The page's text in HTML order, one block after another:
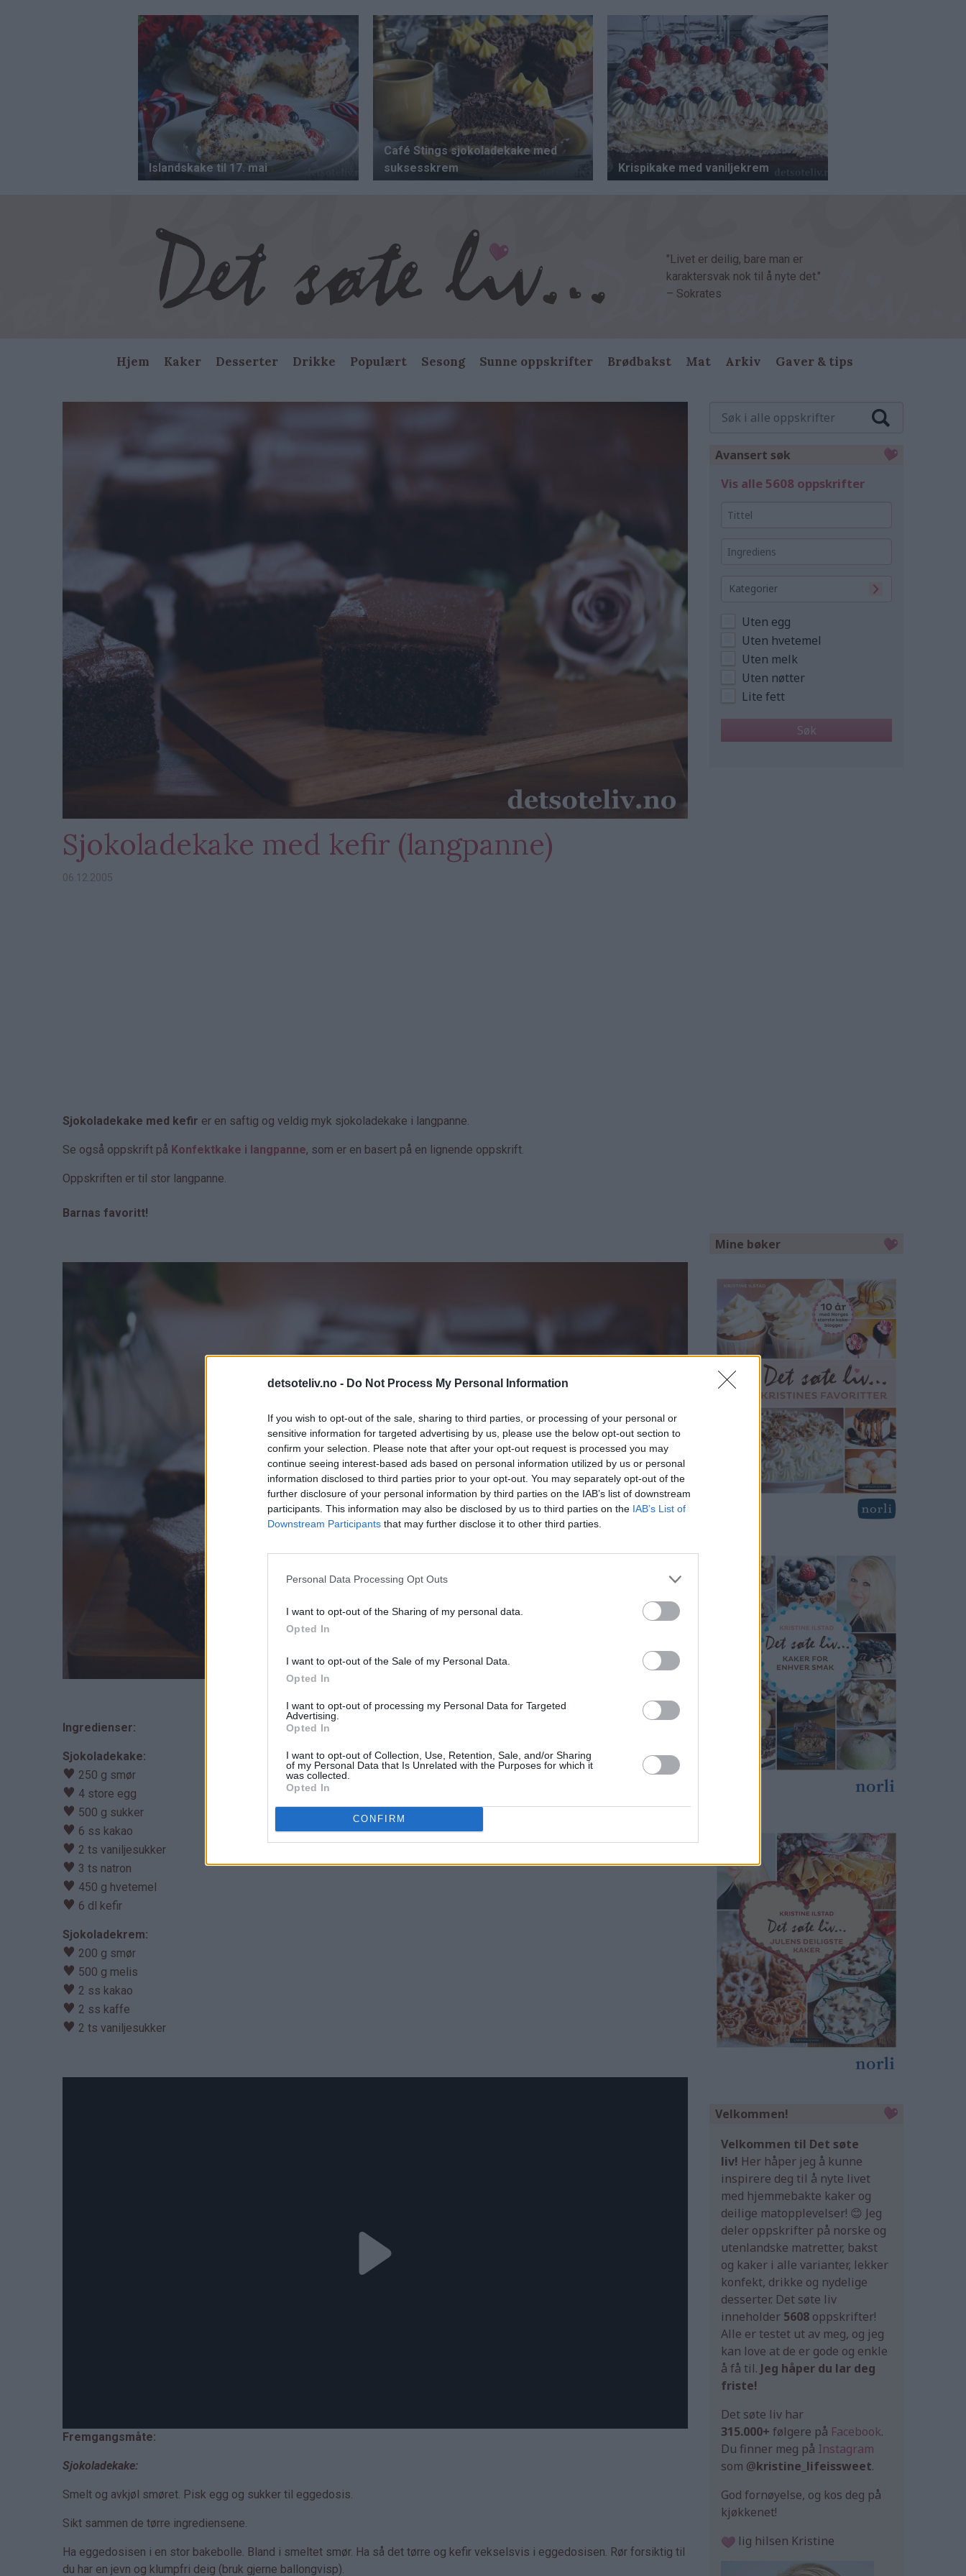
detsoteliv.no - Do Not Process My Personal Information
If you wish to opt-out of the sale, sharing to third parties, or processing of your personal or
sensitive information for targeted advertising by us, please use the below opt-out section to
confirm your selection. Please note that after your opt-out request is processed you may
continue seeing interest-based ads based on personal information utilized by us or personal
information disclosed to third parties prior to your opt-out. You may separately opt-out of the
further disclosure of your personal information by third parties on the IAB’s list of downstream
participants. This information may also be disclosed by us to third parties on the IAB’s List of
Downstream Participants that may further disclose it to other third parties.
Personal Data Processing Opt Outs
I want to opt-out of the Sharing of my personal data.
Opted In
I want to opt-out of the Sale of my Personal Data.
Opted In
I want to opt-out of processing my Personal Data for Targeted
Advertising.
Opted In
I want to opt-out of Collection, Use, Retention, Sale, and/or Sharing
of my Personal Data that Is Unrelated with the Purposes for which it
was collected.
Opted In
CONFIRM
"Livet er deilig, bare man er
karaktersvak nok til å nyte det."
– Sokrates
Main
navigation
Hjem Kaker Desserter Drikke Populært Sesong Sunne oppskrifter Brødbakst Mat Arkiv Gaver & tips
Sjokoladekake med kefir (langpanne)
06.12.2005
Sjokoladekake med kefir er en saftig og veldig myk sjokoladekake i langpanne.
Se også oppskrift på Konfektkake i langpanne, som er en basert på en lignende oppskrift.
Oppskriften er til stor langpanne.
Barnas favoritt!
Ingredienser:
Sjokoladekake:
♥ 250 g smør
♥ 4 store egg
♥ 500 g sukker
♥ 6 ss kakao
♥ 2 ts vaniljesukker
♥ 3 ts natron
♥ 450 g hvetemel
♥ 6 dl kefir
Sjokoladekrem:
♥ 200 g smør
♥ 500 g melis
♥ 2 ss kakao
♥ 2 ss kaffe
♥ 2 ts vaniljesukker
Fremgangsmåte:
Sjokoladekake:
Smelt og avkjøl smøret. Pisk egg og sukker til eggedosis.
Sikt sammen de tørre ingrediensene.
Ha eggedosisen i en stor bakebolle. Bland i smeltet smør. Ha så det tørre og kefir vekselsvis i eggedosisen. Rør forsiktig til
du har en jevn og klumpfri deig (bruk gjerne ballongvisp).
Avansert søk
Vis alle 5608 oppskrifter
Kategorier
Uten egg
Uten hvetemel
Uten melk
Uten nøtter
Lite fett
Mine bøker
Velkommen!
Velkommen til Det søte
liv! Her håper jeg å kunne
inspirere deg til å nyte livet
med hjemmebakte kaker og
deilige matopplevelser! 😊 Jeg
deler oppskrifter på norske og
utenlandske matretter, bakst
og kaker i alle varianter, lekker
konfekt, drikke og nydelige
desserter. Det søte liv
inneholder 5608 oppskrifter!
Alle er testet ut av meg, og jeg
kan love at de er gode og enkle
å få til. Jeg håper du lar deg
friste!
Det søte liv har
315.000+ følgere på Facebook.
Du finner meg på Instagram
som @kristine_lifeissweet.
God fornøyelse, og kos deg på
kjøkkenet!
lig hilsen Kristine